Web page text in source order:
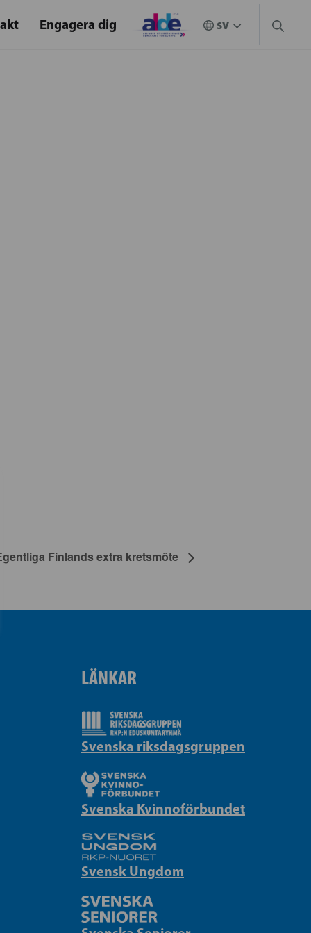
Engagera dig
Finlands extra kretsmöte
LÄNKAR
Svenska riksdagsgruppen
Svenska Kvinnoförbundet
Svensk Ungdom